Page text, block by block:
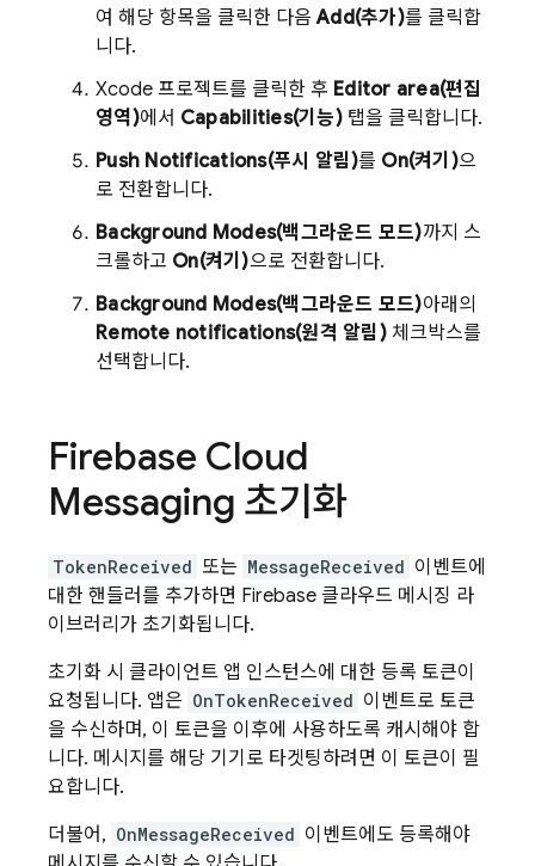
여 해당 항목을 클릭한 다음Add(추가)를 클릭합
니다.
Xcode 프로젝트를 클릭한 후 Editor area(편집
영역)에서 Capabilities(기능)탭을 클릭합니다.
Push Notifications(푸시 알림)를 On(켜기)으
로 전환합니다.
Background Modes(백그라운드 모드)까지 스
크롤하고 On(켜기)으로 전환합니다.
Background Modes(백그라운드 모드)아래의
Remote notifications(원격 알림)체크박스를
선택합니다.
Firebase Cloud
Messaging 초기화
TokenReceived 또는 MessageReceived 이벤트에
대한 핸들러를 추가하면 Firebase 클라우드 메시징 라
이브러리가 초기화됩니다.
초기화 시 클라이언트 앱 인스턴스에 대한 등록 토큰이
요청됩니다. 앱은 OnTokenReceived 이벤트로 토큰
을 수신하며, 이 토큰을 이후에 사용하도록 캐시해야 합
니다. 메시지를 해당 기기로 타겟팅하려면 이 토큰이 필
요합니다.
더불어, OnMessageReceived 이벤트에도 등록해야